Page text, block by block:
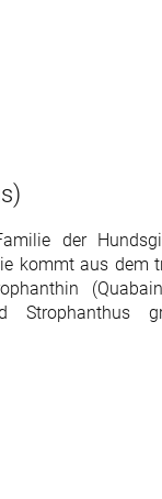
der
kommt aus dem
Strophanthus